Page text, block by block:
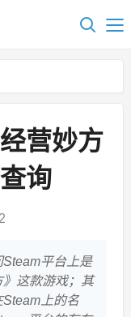
营妙方
询
平台上是
这款游戏；其
上的名